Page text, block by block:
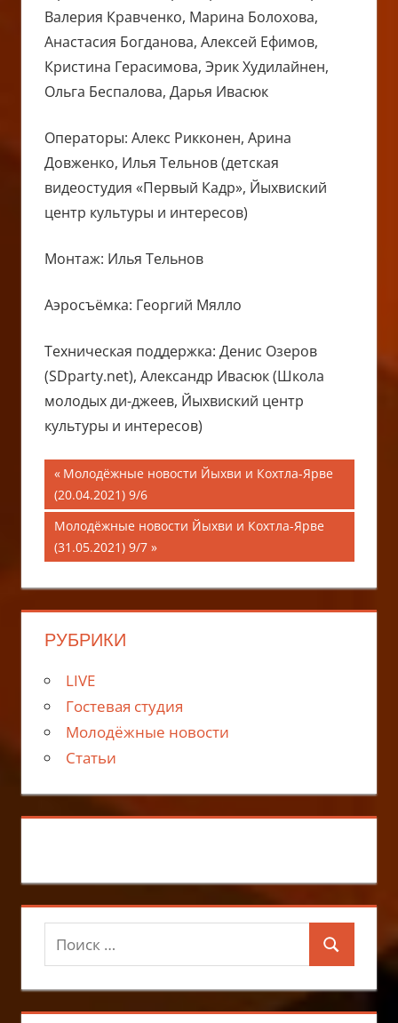
Валерия Кравченко, Марина Болохова,
Анастасия Богданова, Алексей Ефимов,
Кристина Герасимова, Эрик Худилайнен,
Ольга Беспалова, Дарья Ивасюк
Операторы: Алекс Рикконен, Арина
Довженко, Илья Тельнов (детская
видеостудия «Первый Кадр», Йыхвиский
центр культуры и интересов)
Монтаж: Илья Тельнов
Аэросъёмка: Георгий Мялло
Техническая поддержка: Денис Озеров
(SDparty.net), Александр Ивасюк (Школа
молодых ди-джеев, Йыхвиский центр
культуры и интересов)
Навигация
по
записям
Предыдущая
запись;
Молодёжные новости Йыхви и Кохтла-Ярве
(20.04.2021) 9/6
Следующая
запись:
Молодёжные новости Йыхви и Кохтла-Ярве
(31.05.2021) 9/7
РУБРИКИ
LIVE
Гостевая студия
Молодёжные новости
Статьи
Поиск
для:
Поиск